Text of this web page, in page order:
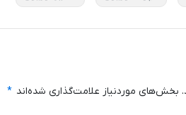
بخش‌های موردنیاز علامت‌گذاری شده‌اند *